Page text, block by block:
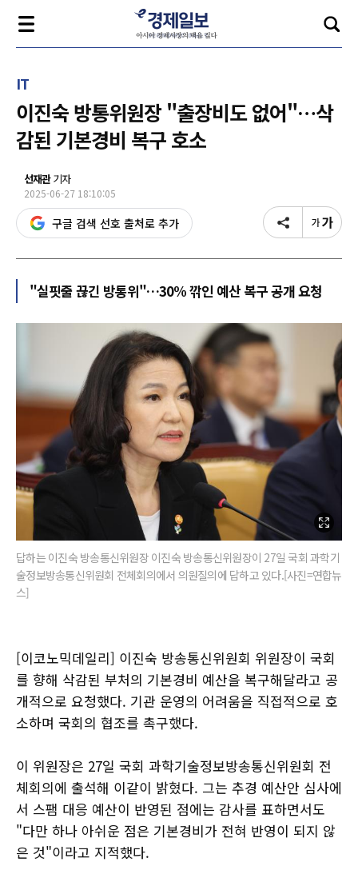
IT
이진숙 방통위원장 "출장비도 없어"…삭
감된 기본경비 복구 호소
선재관기자
2025-06-27 18:10:05
구글 검색 선호 출처로 추가
"실핏줄 끊긴 방통위"…30% 깎인 예산 복구 공개 요청
답하는 이진숙 방송통신위원장 이진숙 방송통신위원장이 27일 국회 과학기
술정보방송통신위원회 전체회의에서 의원질의에 답하고 있다.[사진=연합뉴
스]
[이코노믹데일리] 이진숙 방송통신위원회 위원장이 국회
를 향해 삭감된 부처의 기본경비 예산을 복구해달라고 공
개적으로 요청했다. 기관 운영의 어려움을 직접적으로 호
소하며 국회의 협조를 촉구했다.
이 위원장은 27일 국회 과학기술정보방송통신위원회 전
체회의에 출석해 이같이 밝혔다. 그는 추경 예산안 심사에
서 스팸 대응 예산이 반영된 점에는 감사를 표하면서도
"다만 하나 아쉬운 점은 기본경비가 전혀 반영이 되지 않
은 것"이라고 지적했다.